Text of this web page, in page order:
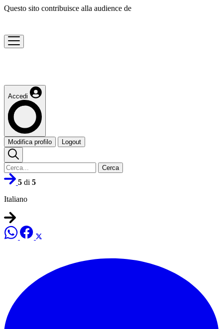
Questo sito contribuisce alla audience de
Accedi
Modifica profilo Logout
Cerca
5 di 5
Italiano